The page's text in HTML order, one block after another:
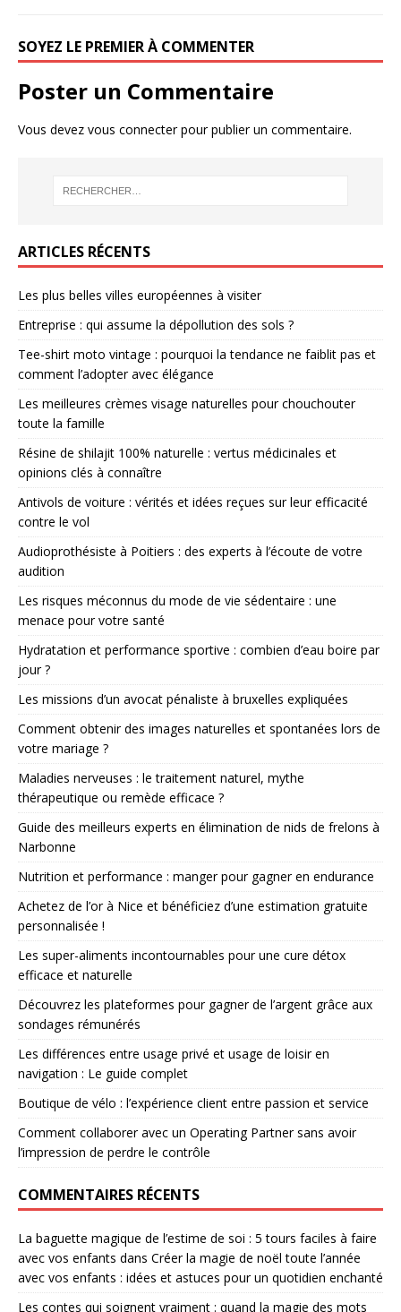
SOYEZ LE PREMIER À COMMENTER
Poster un Commentaire
Vous devez vous connecterpour publier un commentaire.
ARTICLES RÉCENTS
Les plus belles villes européennes à visiter
Entreprise : qui assume la dépollution des sols ?
Tee-shirt moto vintage : pourquoi la tendance ne faiblit pas et
comment l’adopter avec élégance
Les meilleures crèmes visage naturelles pour chouchouter
toute la famille
Résine de shilajit 100% naturelle : vertus médicinales et
opinions clés à connaître
Antivols de voiture : vérités et idées reçues sur leur efficacité
contre le vol
Audioprothésiste à Poitiers : des experts à l’écoute de votre
audition
Les risques méconnus du mode de vie sédentaire : une
menace pour votre santé
Hydratation et performance sportive : combien d’eau boire par
jour ?
Les missions d’un avocat pénaliste à bruxelles expliquées
Comment obtenir des images naturelles et spontanées lors de
votre mariage ?
Maladies nerveuses : le traitement naturel, mythe
thérapeutique ou remède efficace ?
Guide des meilleurs experts en élimination de nids de frelons à
Narbonne
Nutrition et performance : manger pour gagner en endurance
Achetez de l’or à Nice et bénéficiez d’une estimation gratuite
personnalisée !
Les super-aliments incontournables pour une cure détox
efficace et naturelle
Découvrez les plateformes pour gagner de l’argent grâce aux
sondages rémunérés
Les différences entre usage privé et usage de loisir en
navigation : Le guide complet
Boutique de vélo : l’expérience client entre passion et service
Comment collaborer avec un Operating Partner sans avoir
l’impression de perdre le contrôle
COMMENTAIRES RÉCENTS
La baguette magique de l’estime de soi : 5 tours faciles à faire
avec vos enfants dans Créer la magie de noël toute l’année
avec vos enfants : idées et astuces pour un quotidien enchanté
Les contes qui soignent vraiment : quand la magie des mots